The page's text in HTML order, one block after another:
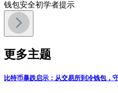
钱包安全初学者提示
更多主题
比特币暴跌启示：从交易所到冷钱包，